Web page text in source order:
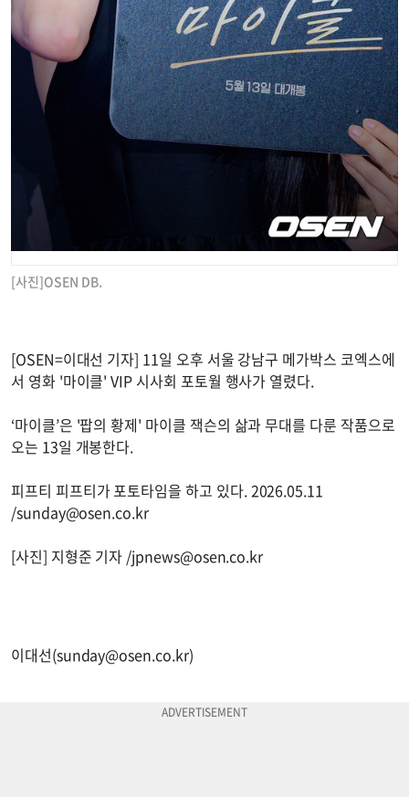
[사진]OSEN DB.
[OSEN=이대선 기자] 11일 오후 서울 강남구 메가박스 코엑스에
서 영화 '마이클' VIP 시사회 포토월 행사가 열렸다.
‘마이클’은 '팝의 황제' 마이클 잭슨의 삶과 무대를 다룬 작품으로
오는 13일 개봉한다.
피프티 피프티가 포토타임을 하고 있다. 2026.05.11
/sunday@osen.co.kr
[사진] 지형준 기자 /jpnews@osen.co.kr
이대선(sunday@osen.co.kr)